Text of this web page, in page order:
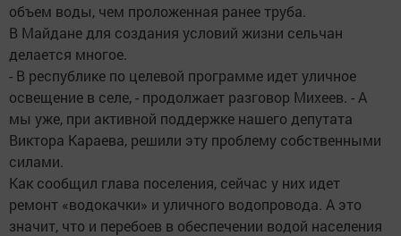
объем воды, чем проложенная ранее труба.
В Майдане для создания условий жизни сельчан
делается многое.
- В республике по целевой программе идет уличное
освещение в селе, - продолжает разговор Михеев. - А
мы уже, при активной поддержке нашего депутата
Виктора Караева, решили эту проблему собственными
силами.
Как сообщил глава поселения, сейчас у них идет
ремонт «водокачки» и уличного водопровода. А это
значит, что и перебоев в обеспечении водой населения